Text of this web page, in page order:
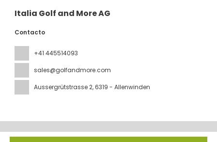
Italia Golf and More AG
Contacto
+41 445514093
sales@golfandmore.com
Aussergrütstrasse 2, 6319 - Allenwinden
Todos los derechos reservados IGM © 2026 Política de